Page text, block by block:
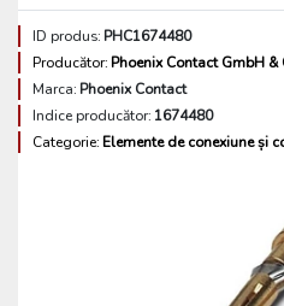
ID produs:PHC1674480
Producător:Phoenix Contact GmbH &
Marca:Phoenix Contact
Indice producător: 1674480
Categorie:Elemente de conexiune și